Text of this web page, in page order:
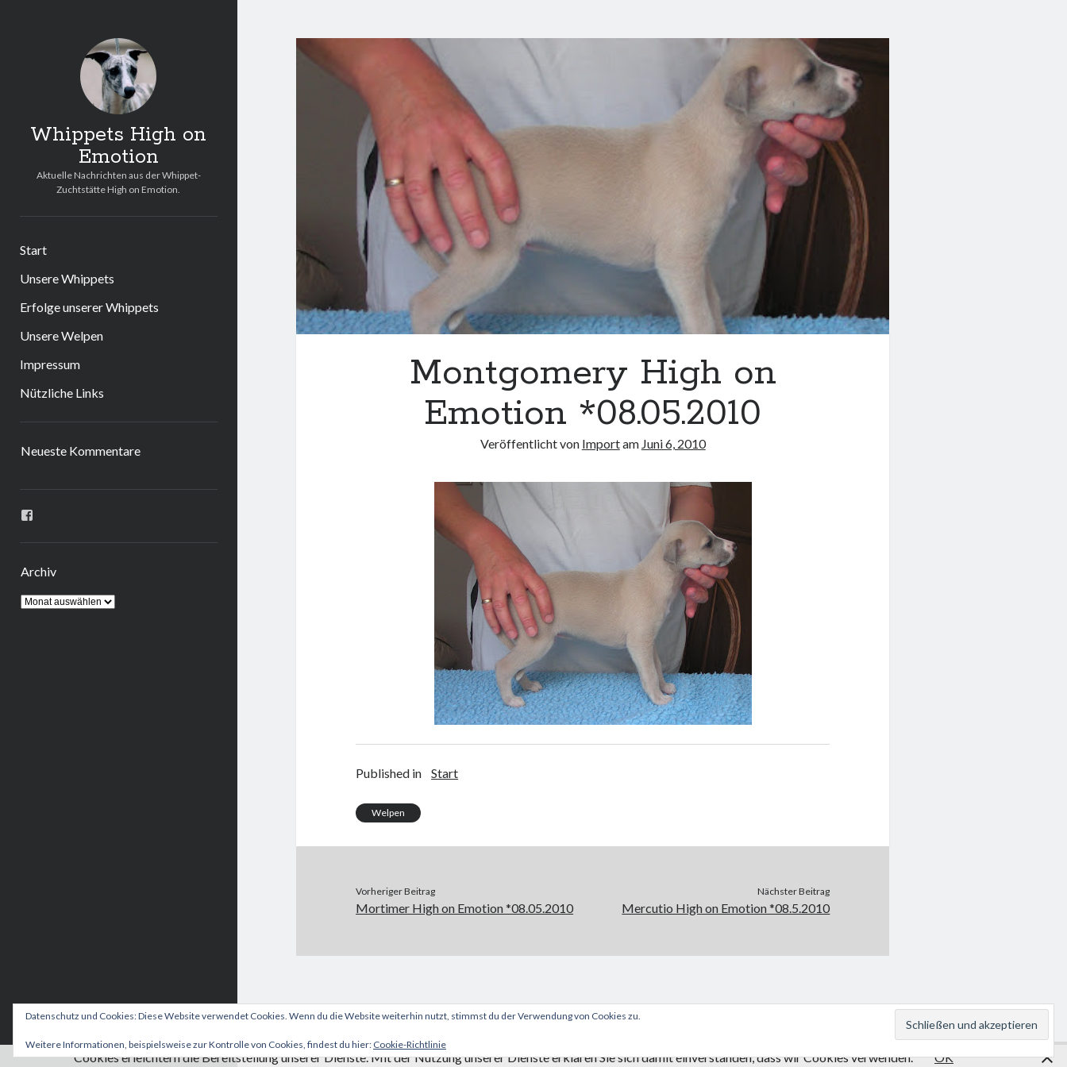
Whippets High on
Emotion
Aktuelle Nachrichten aus der Whippet-
Zuchtstätte High on Emotion.
Start
Unsere Whippets
Erfolge unserer Whippets
Unsere Welpen
Impressum
Nützliche Links
Neueste Kommentare
Profil
ingrid.krahheiermann
Facebook
anzeigen
Archiv
Archiv
Montgomery High on
Emotion *08.05.2010
Veröffentlicht von Importam Juni 6, 2010
Published in Start
Welpen
Vorheriger Beitrag
Mortimer High on Emotion *08.05.2010
Nächster Beitrag
Mercutio High on Emotion *08.5.2010
Author WordPress Themeby Compete Themes
Datenschutz und Cookies: Diese Website verwendet Cookies. Wenn du die Website weiterhin nutzt, stimmst du der Verwendung von Cookies zu.
Weitere Informationen, beispielsweise zur Kontrolle von Cookies, findest du hier: Cookie-Richtlinie
Cookies erleichtern die Bereitstellung unserer Dienste. Mit der Nutzung unserer Dienste erklären Sie sich damit einverstanden, dass wir Cookies verwenden. OK